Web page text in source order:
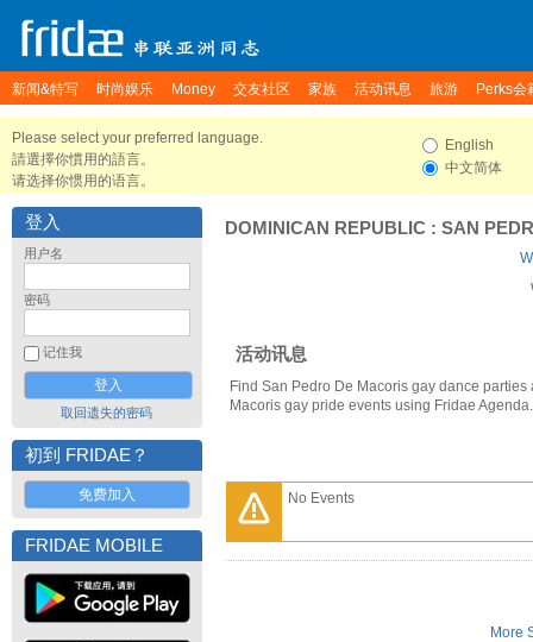
新闻&特写 时尚娱乐 Money 交友社区 家族 活动讯息 旅游 Perks会
Please select your preferred language.
請選擇你慣用的語言。
请选择你惯用的语言。
English
中文简体
登入
用户名
密码
记住我
取回遗失的密码
初到 FRIDAE？
免费加入
FRIDAE MOBILE
DOMINICAN REPUBLIC : SAN
活动讯息
Find San Pedro De Macoris gay dance
Macoris gay pride events using Fridae Agenda.
No Events
More